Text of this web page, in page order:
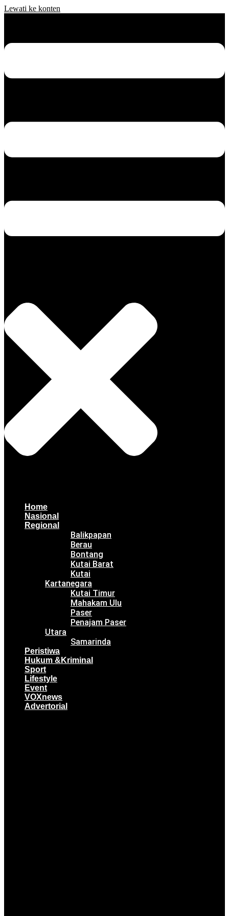
Lewati ke konten
Home
Nasional
Regional
Balikpapan
Berau
Bontang
Kutai Barat
Kutai
Kartanegara
Kutai Timur
Mahakam Ulu
Paser
Penajam Paser
Utara
Samarinda
Peristiwa
Hukum &Kriminal
Sport
Lifestyle
Event
VOXnews
Advertorial